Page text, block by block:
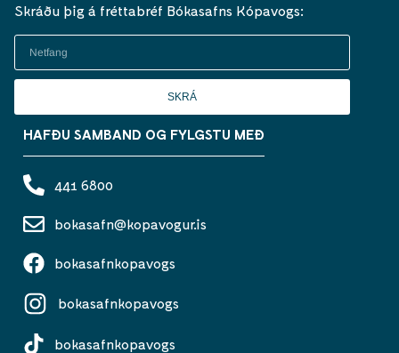
Skráðu þig á fréttabréf Bókasafns Kópavogs:
SKRÁ
HAFÐU SAMBAND OG FYLGSTU MEÐ
441 6800
bokasafn@kopavogur.is
bokasafnkopavogs
bokasafnkopavogs
bokasafnkopavogs